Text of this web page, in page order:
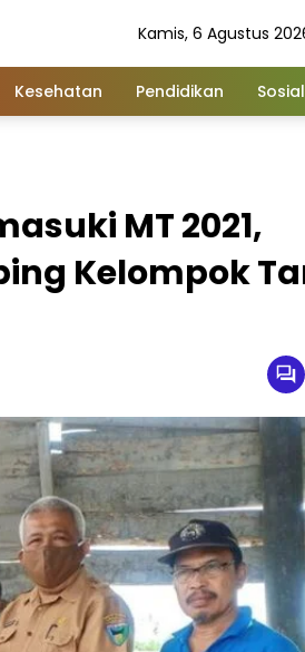
Kamis, 6 Agustus
Kesehatan Pendidikan
MT 2021,
Kelompok